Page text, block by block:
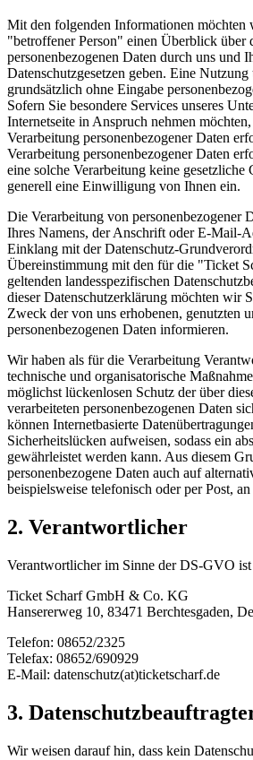
Mit den folgenden Informationen möchten
"betroffener Person" einen Überblick über
personenbezogenen Daten durch uns und
Datenschutzgesetzen geben. Eine Nutzung
grundsätzlich ohne Eingabe
Sofern Sie besondere Services unseres
Internetseite in Anspruch nehmen
Verarbeitung personenbezogener Daten
Verarbeitung personenbezogener Daten
eine solche Verarbeitung keine
generell eine Einwilligung von Ihnen ein.
Die Verarbeitung von personenbezogener
Ihres Namens, der Anschrift oder E-Mail-
Einklang mit der Datenschutz-
Übereinstimmung mit den für die "Ticket
geltenden landesspezifischen
dieser Datenschutzerklärung möchten wir
Zweck der von uns erhobenen, genutzten
personenbezogenen Daten informieren.
Wir haben als für die Verarbeitung
technische und organisatorische
möglichst lückenlosen Schutz der über
verarbeiteten personenbezogenen Daten
können Internetbasierte
Sicherheitslücken aufweisen, sodass ein
gewährleistet werden kann. Aus diesem
personenbezogene Daten auch auf
beispielsweise telefonisch oder per Post,
2. Verantwortlicher
Verantwortlicher im Sinne der DS-GVO ist
Ticket Scharf GmbH & Co. KG
Hansererweg 10, 83471 Berchtesgaden,
Telefon: 08652/2325
Telefax: 08652/690929
E-Mail: datenschutz(at)ticketscharf.de
3.
Wir weisen darauf hin, dass kein